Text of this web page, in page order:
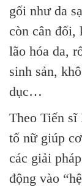
gối như da
còn cân đối,
lão hóa da,
sinh sản,
dục…
Theo Tiến
tố nữ giúp
các giải
động vào